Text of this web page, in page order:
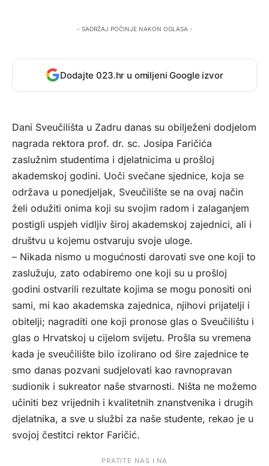
- SADRŽAJ POČINJE NAKON OGLASA -
Dodajte 023.hr u omiljeni Google izvor
Dani Sveučilišta u Zadru danas su obilježeni dodjelom
nagrada rektora prof. dr. sc. Josipa Faričića
zaslužnim studentima i djelatnicima u prošloj
akademskoj godini. Uoči svečane sjednice, koja se
održava u ponedjeljak, Sveučilište se na ovaj način
želi odužiti onima koji su svojim radom i zalaganjem
postigli uspjeh vidljiv široj akademskoj zajednici, ali i
društvu u kojemu ostvaruju svoje uloge.
– Nikada nismo u mogućnosti darovati sve one koji to
zaslužuju, zato odabiremo one koji su u prošloj
godini ostvarili rezultate kojima se mogu ponositi oni
sami, mi kao akademska zajednica, njihovi prijatelji i
obitelji; nagraditi one koji pronose glas o Sveučilištu i
glas o Hrvatskoj u cijelom svijetu. Prošla su vremena
kada je sveučilište bilo izolirano od šire zajednice te
smo danas pozvani sudjelovati kao ravnopravan
sudionik i sukreator naše stvarnosti. Ništa ne možemo
učiniti bez vrijednih i kvalitetnih znanstvenika i drugih
djelatnika, a sve u službi za naše studente, rekao je u
svojoj čestitci rektor Faričić.
PRATITE NAS I NA